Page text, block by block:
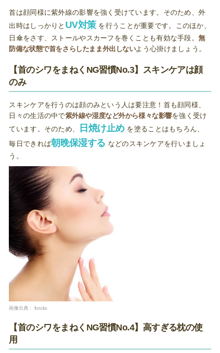
首は顔同様に紫外線の影響を強く受けています。そのため、外
出時はしっかりと UV対策 を行うことが重要です。このほか、
日傘をさす、ストールやスカーフを巻くことも有効な手段。 無
防備な状態で首をさらしたまま外出しないよう心掛けましょう。
【首のシワをまねくNG習慣No.3】スキンケアは顔
のみ
スキンケアを行うのは顔のみという人は要注意！首も顔同様、
日々の生活の中で紫外線や湿度など外から様々な影響を強く受け
ています。そのため、
日焼け止め を塗ることはもちろん、
毎日できれば朝晩保湿する などのスキンケアを行いましょ
う。
画像出典： fotolia
【首のシワをまねくNG習慣No.4】高すぎる枕の使
用